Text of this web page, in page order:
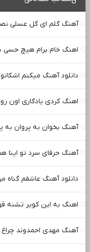
آهنگ گلم ای گل عسلی
اهنگ خام برام هیچ
دانلود آهنگ میکنم
اهنگ کردی یادگاری اون
آهنگ بخوان به پروان به
آهنگ حرفای سرد تو
دانلود آهنگ عاشقم
اهنگ به این کویر تشنه
آهنگ مهدی احمدوند چراغ